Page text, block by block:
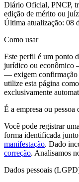
Diário Oficial, PNCP,
edição de mérito ou
Última atualização: 08
Como usar
Este perfil é um ponto
jurídico ou econômico
— exigem confirmação
utilize esta página
exclusivamente
É a empresa ou pessoa
Você pode registrar
forma identificada
manifestação. Dado
correção. Analisamos
Dados pessoais